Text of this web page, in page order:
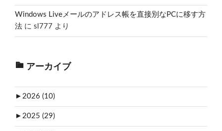
Windows Liveメールのアドレス帳を直接別なPCに移す方
法 に sl777 より
アーカイブ
► 2026 (10)
► 2025 (29)